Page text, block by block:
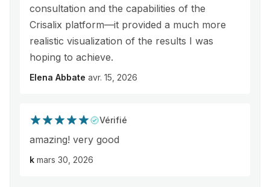
consultation and the capabilities of the
Crisalix platform—it provided a much more
realistic visualization of the results I was
hoping to achieve.
Elena Abbate avr. 15, 2026
Vérifié
amazing! very good
k mars 30, 2026